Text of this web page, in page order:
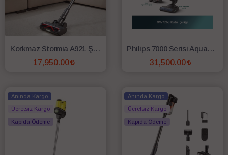
Korkmaz Stormia A921 Şarjlı Dikey Süpürge
17,950.00
Philips 7000 Serisi AquaTrio XW7263/11 Islak Kuru Şarjlı Dikey Süpürge
31,500.00
Anında Kargo
Ücretsiz Kargo
Kapıda Ödeme
Anında Kargo
Ücretsiz Kargo
Kapıda Ödeme